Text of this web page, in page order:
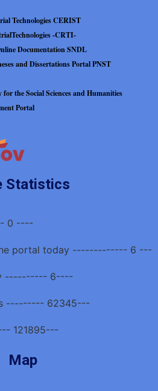
Technologies CERIST
-CRTI-
Documentation SNDL
and Dissertations Portal PNST
for the Social Sciences and Humanities
Portal
Statistics
0 ----
portal today ------------- 6 ---
---------- 6----
--------- 62345---
121895---
Map